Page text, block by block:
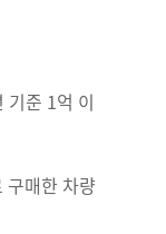
기준 1억 이
구매한 차량